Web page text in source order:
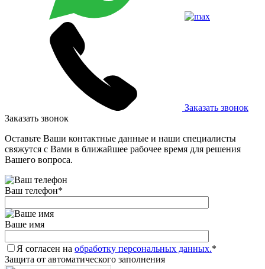
Заказать звонок
Заказать звонок
Оставьте Ваши контактные данные и наши специалисты
свяжутся с Вами в ближайшее рабочее время для решения
Вашего вопроса.
Ваш телефон*
Ваше имя
Я согласен на обработку персональных данных.*
Защита от автоматического заполнения